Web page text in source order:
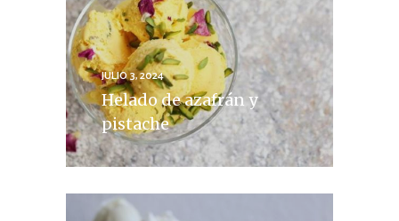
JULIO 3, 2024
Helado de azafrán y
pistache